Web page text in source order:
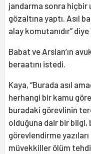
jandarma sonra hiçbir
gözaltına yaptı. Asıl
alay komutanıdır”
Babat ve Arslan’ın
beraatını istedi.
Kaya, “Burada asıl
herhangi bir kamu
buradaki görevlinin
olduğuna dair bir bilgi,
görevlendirme
müvekkiller ölüm